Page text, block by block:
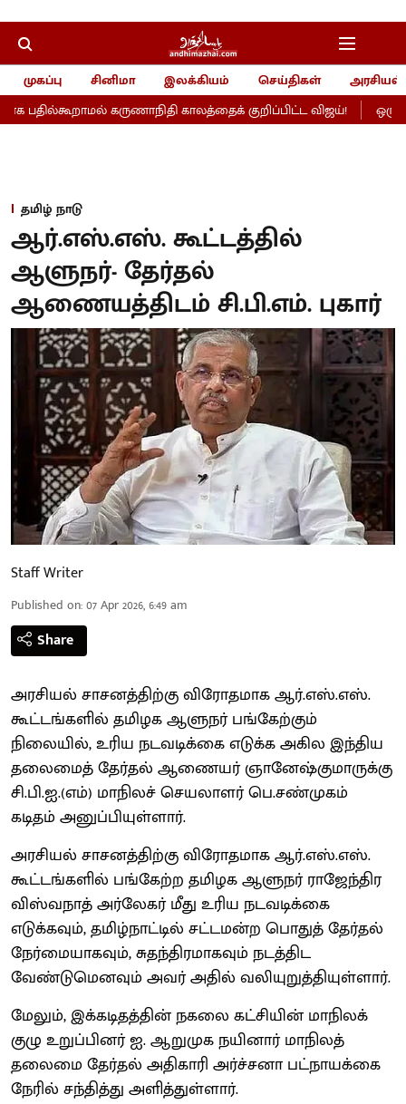
முகப்பு சினிமா இலக்கியம் செய்திகள்
அரசியல்
கருணாநிதி காலத்தைக் குறிப்பிட்ட விஜய்!
ஒரு
தமிழ் நாடு
ஆர்.எஸ்.எஸ். கூட்டத்தில்
ஆளுநர்- தேர்தல்
ஆணையத்திடம் சி.பி.எம். புகார்
Staff Writer
Published on:07 Apr 2026, 6:49 am
Share
அரசியல் சாசனத்திற்கு விரோதமாக ஆர்.எஸ்.எஸ்.
கூட்டங்களில் தமிழக ஆளுநர் பங்கேற்கும்
நிலையில், உரிய நடவடிக்கை எடுக்க அகில இந்திய
தலைமைத் தேர்தல் ஆணையர் ஞானேஷ்குமாருக்கு
சி.பி.ஐ.(எம்) மாநிலச் செயலாளர் பெ.சண்முகம்
கடிதம் அனுப்பியுள்ளார்.
அரசியல் சாசனத்திற்கு விரோதமாக ஆர்.எஸ்.எஸ்.
கூட்டங்களில் பங்கேற்ற தமிழக ஆளுநர் ராஜேந்திர
விஸ்வநாத் அர்லேகர் மீது உரிய நடவடிக்கை
எடுக்கவும், தமிழ்நாட்டில் சட்டமன்ற பொதுத் தேர்தல்
நேர்மையாகவும், சுதந்திரமாகவும் நடத்திட
வேண்டுமெனவும் அவர் அதில் வலியுறுத்தியுள்ளார்.
மேலும், இக்கடிதத்தின் நகலை கட்சியின் மாநிலக்
குழு உறுப்பினர் ஐ. ஆறுமுக நயினார் மாநிலத்
தலைமை தேர்தல் அதிகாரி அர்ச்சனா பட்நாயக்கை
நேரில் சந்தித்து அளித்துள்ளார்.